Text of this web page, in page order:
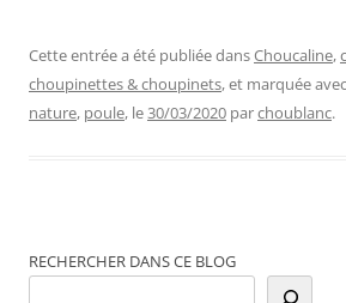
Cette entrée a été publiée dansChoucaline,
choupinettes & choupinets, et marquée avec
nature, poule, le30/03/2020 parchoublanc.
RECHERCHER DANS CE BLOG